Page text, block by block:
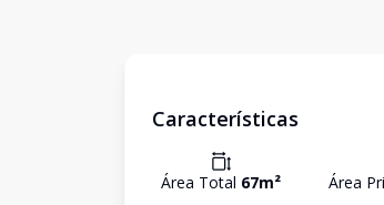
Características
Área Total 67m² Área